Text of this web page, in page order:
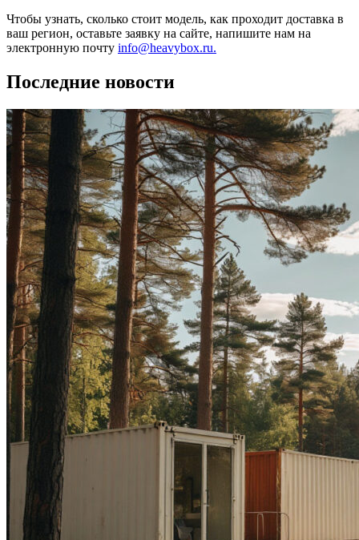
Чтобы узнать, сколько стоит модель, как проходит доставка в
ваш регион, оставьте заявку на сайте, напишите нам на
электронную почту info@heavybox.ru.
Последние новости